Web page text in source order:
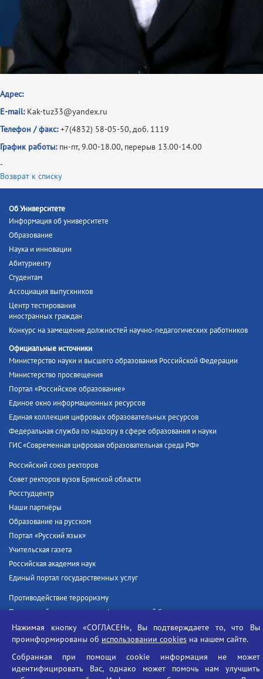
Адрес:
E-mail: Kak-tuz33@yandex.ru
Телефон / факс: +7(4832) 58-05-50, доб. 1119
График работы: пн-пт, 9.00-18.00, перерыв 13.00-14.00
-
Возврат к списку
Об Университете
Информация об университете
Образование
Наука и инновации
Абитуриенту
Студентам
Ассоциация выпускников
Центр тестирования
иностранных граждан
Конкурс на замещение должностей научно-педагогических работников
Официальные источники
Министерство науки и высшего образования Российской Федерации
Министерство просвещения
Портал «Российское образование»
Единое окно информационных ресурсов
Единая коллекция цифровых образовательных ресурсов
Федеральная служба по надзору в сфере образования и науки
ГИС «Современная цифровая образовательная среда РФ»
Российский союз ректоров
Совет ректоров вузов Брянской области
Росстудцентр
Наши партнёры
Образование на русском
Портал «Русский язык»
Учительская газета
Российская академия наук
Единый портал государственных услуг
Противодействие терроризму
Противодействие угрозам информационной безопасности
Социальные ролики - Генеральная прокуратура РФ
Противодействие коррупции
БГУ против наркотиков
Брянский государственный университет
Нажимая кнопку «СОГЛАСЕН», Вы подтверждаете то, что Вы
проинформированы об использовании cookies на нашем сайте.
Собранная при помощи cookie информация не может
идентифицировать Вас, однако может помочь нам улучшить